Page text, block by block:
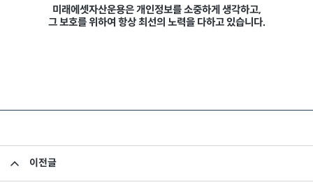
미래에셋자산운용은 개인정보를 소중하게 생각하고,
그 보호를 위하여 항상 최선의 노력을 다하고 있습니다.
이전글